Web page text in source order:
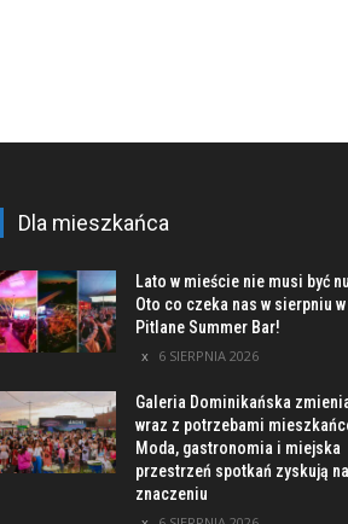
Dla mieszkańca
Lato w mieście nie musi być
Oto co czeka nas w sierpniu w
Pitlane Summer Bar!
6 SIERPNIA 2026
Galeria Dominikańska
wraz z potrzebami
Moda, gastronomia i miejska
przestrzeń spotkań zyskują na
znaczeniu